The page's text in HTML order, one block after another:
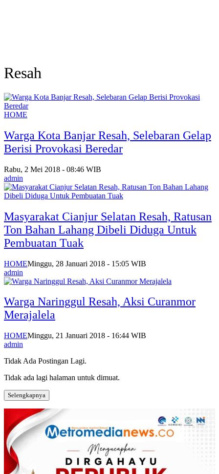
Resah
HOME
Warga Kota Banjar Resah, Selebaran Gelap
Berisi Provokasi Beredar
Rabu, 2 Mei 2018 - 08:46 WIB
admin
Masyarakat Cianjur Selatan Resah, Ratusan
Ton Bahan Lahang Dibeli Diduga Untuk
Pembuatan Tuak
HOMEMinggu, 28 Januari 2018 - 15:05 WIB
admin
Warga Naringgul Resah, Aksi Curanmor
Merajalela
HOMEMinggu, 21 Januari 2018 - 16:44 WIB
admin
Tidak Ada Postingan Lagi.
Tidak ada lagi halaman untuk dimuat.
Selengkapnya